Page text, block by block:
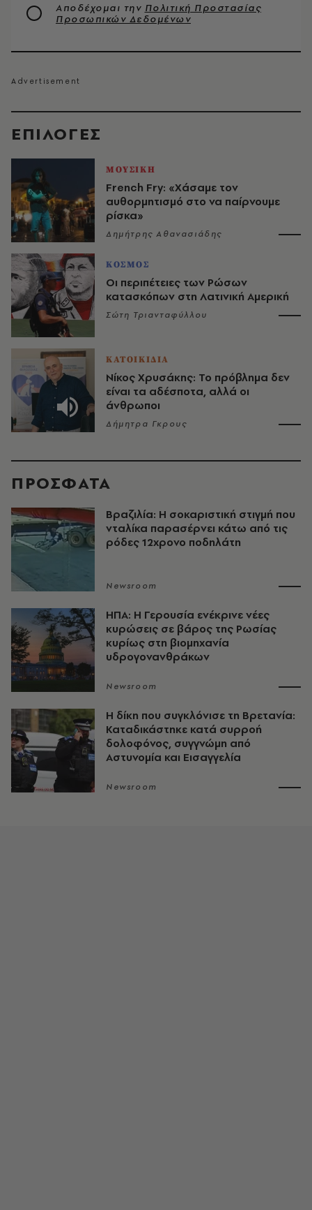
EΠΙΛΟΓΈΣ
ΜΟΥΣΙΚΗ
French Fry: «Χάσαμε τον
αυθορμητισμό στο να παίρνουμε
ρίσκα»
Δημήτρης Αθανασιάδης
ΚΟΣΜΟΣ
Οι περιπέτειες των Ρώσων
κατασκόπων στη Λατινική Αμερική
Σώτη Τριανταφύλλου
ΚΑΤΟΙΚΙΔΙΑ
Νίκος Χρυσάκης: Το πρόβλημα δεν
είναι τα αδέσποτα, αλλά οι
άνθρωποι
Δήμητρα Γκρους
Αποδέχομαι την Πολιτική Προστασίας
Προσωπικών Δεδομένων
ΠΡΟΣΦΑΤΑ
Βραζιλία: Η σοκαριστική στιγμή που
νταλίκα παρασέρνει κάτω από τις
ρόδες 12χρονο ποδηλάτη
Newsroom
ΗΠΑ: Η Γερουσία ενέκρινε νέες
κυρώσεις σε βάρος της Ρωσίας
κυρίως στη βιομηχανία
υδρογονανθράκων
Newsroom
H δίκη που συγκλόνισε τη Βρετανία:
Καταδικάστηκε κατά συρροή
δολοφόνος, συγγνώμη από
Αστυνομία και Εισαγγελία
Newsroom